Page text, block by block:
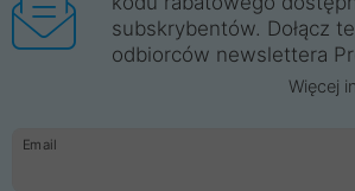
ProLine to polska firma ze 100% polskim
legalnie i płacimy podatki w naszym kraju!
główną w Mirkowie oraz salony na terenie
komunikacja ze sklepem komputerowym
danych osobowych. Dlatego zakup
ProLine to czysta przyjemność i pełne
Zaopatrzysz się u nas w akcesoria i części
subskrybentów. Dołącz
odbiorców newslettera
Więcej
Email